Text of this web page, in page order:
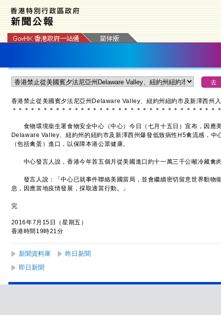
香港禁止從美國賓夕法尼亞州Delaware Valley、紐約州紐約市及新澤西州
＊ ＊ ＊ ＊ ＊ ＊ ＊ ＊ ＊ ＊ ＊ ＊ ＊ ＊ ＊ ＊ ＊ ＊ ＊ ＊ ＊ ＊ ＊ ＊ ＊ ＊ ＊ ＊ ＊ ＊ ＊ ＊ ＊
食物環境衞生署食物安全中心（中心）今日（七月十五日）宣布，因應
Delaware Valley、紐約州的紐約市及新澤西州爆發低致病性H5禽流感，中
（包括禽蛋）進口，以保障本港公眾健康。
中心發言人說，香港今年首五個月從美國進口約十一萬三千公噸冷藏禽
發言人說：「中心已就事件聯絡美國當局，並會繼續密切留意世界動物
息，因應當地疫情發展，採取適當行動。」
完
2016年7月15日（星期五）
香港時間19時21分
新聞資料庫
昨日新聞
即日新聞